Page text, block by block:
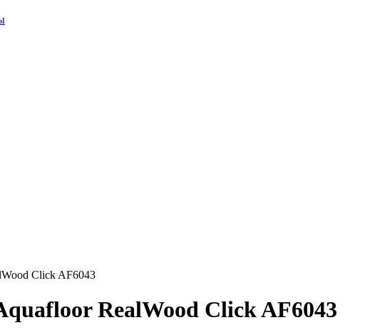
Click AF6043
RealWood Click AF6043